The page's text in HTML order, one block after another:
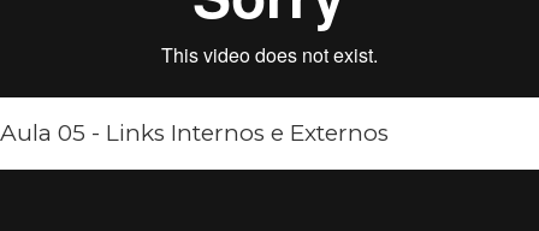
Aula 05 - Links Internos e Externos